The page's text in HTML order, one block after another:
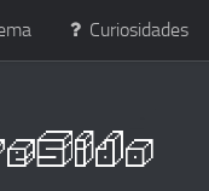
Curiosidades